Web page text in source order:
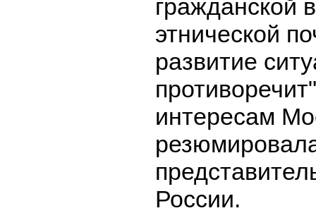
гражданской
этнической
развитие
интересам
России.